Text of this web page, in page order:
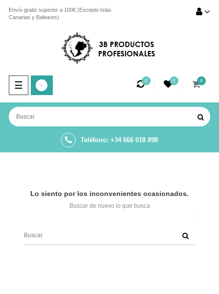
Envío gratis superior a 100€ (Excepto Islas
Canarias y Baleares)
Navegación
de
palanca
☰ 0 0 0
Teléfono: +34 666 018 898
Lo siento por los inconvenientes ocasionados.
Buscar de nuevo lo que busca